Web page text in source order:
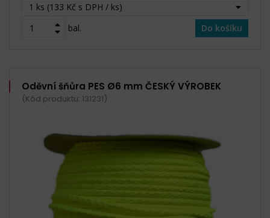
1 ks (133 Kč s DPH / ks)
bal.
Do košíku
Oděvní šňůra PES Ø6 mm ČESKÝ VÝROBEK
(Kód produktu: 131231)